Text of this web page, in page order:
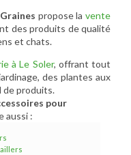
propose lavente
des produits de qualité
et chats.
à Le Soler, offrant tout
des plantes aux
de produits.
pour
aussi :